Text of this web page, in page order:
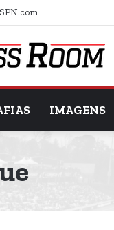
IMAGENS